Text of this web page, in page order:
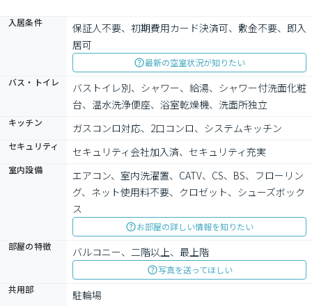
入居条件
保証人不要、初期費用カード決済可、敷金不要、即入
居可
最新の空室状況が知りたい
バス・トイレ
バストイレ別、シャワー、給湯、シャワー付洗面化粧
台、温水洗浄便座、浴室乾燥機、洗面所独立
キッチン ガスコンロ対応、2口コンロ、システムキッチン
セキュリティ セキュリティ会社加入済、セキュリティ充実
室内設備
エアコン、室内洗濯置、CATV、CS、BS、フローリン
グ、ネット使用料不要、クロゼット、シューズボック
ス
お部屋の詳しい情報を知りたい
部屋の特徴
バルコニー、二階以上、最上階
写真を送ってほしい
共用部
駐輪場